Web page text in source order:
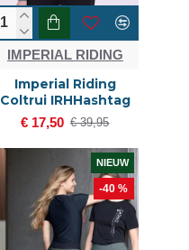
IMPERIAL RIDING
Imperial Riding
Coltrui IRHHashtag
€ 17,50 € 39,95
NIEUW
-40 %